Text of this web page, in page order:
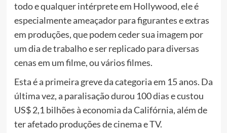
todo e qualquer intérprete em Hollywood, ele é
especialmente ameaçador para figurantes e extras
em produções, que podem ceder sua imagem por
um dia de trabalho e ser replicado para diversas
cenas em um filme, ou vários filmes.
Esta é a primeira greve da categoria em 15 anos. Da
última vez, a paralisação durou 100 dias e custou
US$ 2,1 bilhões à economia da Califórnia, além de
ter afetado produções de cinema e TV.